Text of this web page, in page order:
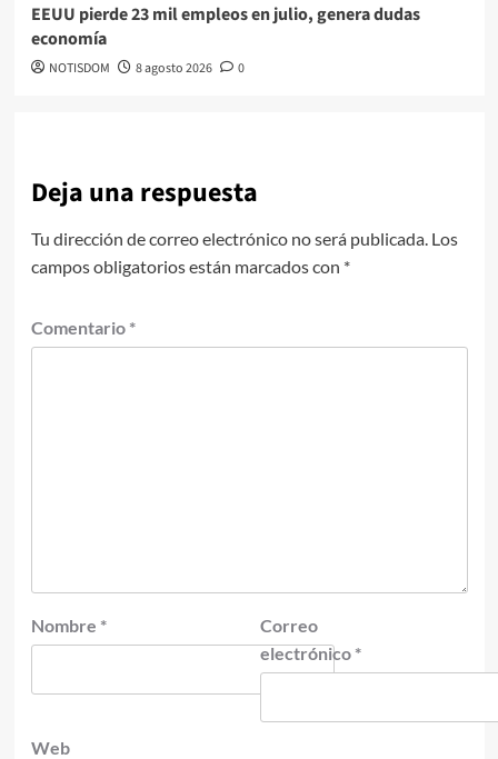
EEUU pierde 23 mil empleos en julio, genera dudas
economía
NOTISDOM 8 agosto 2026 0
Deja una respuesta
Tu dirección de correo electrónico no será publicada. Los
campos obligatorios están marcados con *
Comentario *
Nombre *
Correo
electrónico *
Web